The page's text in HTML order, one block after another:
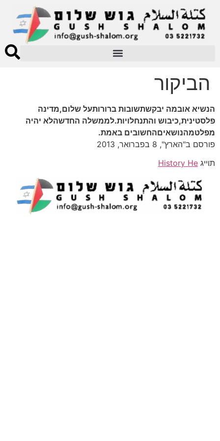
הביקור
הנשיא אובמה יבקשתשובות ברורותעל שלום,מדינה
פלסטינית,כיבוש והתנחלויות.לממשלה החדשהלא יהיה
מפלטמהנושאיםהחשובים באמת.
פורסם ב"הארץ", 8 בפברואר, 2013
תוייג History He